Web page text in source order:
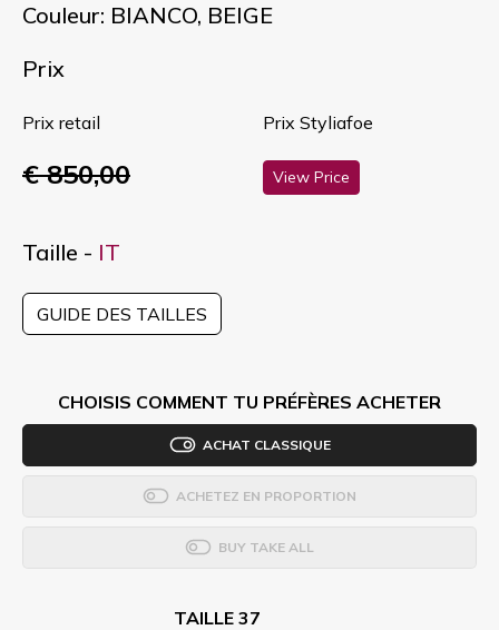
Couleur: BIANCO, BEIGE
Prix
Prix retail
€ 850,00
Prix Styliafoe
View Price
Taille - IT
GUIDE DES TAILLES
CHOISIS COMMENT TU PRÉFÈRES ACHETER
ACHAT CLASSIQUE
ACHETEZ EN PROPORTION
BUY TAKE ALL
TAILLE 37